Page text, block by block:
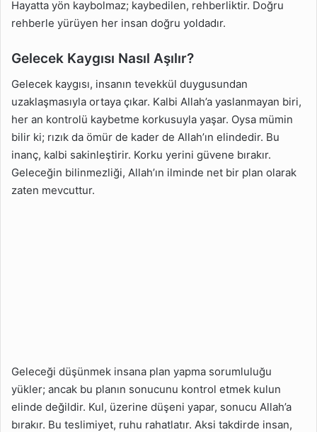
Hayatta yön kaybolmaz; kaybedilen, rehberliktir. Doğru
rehberle yürüyen her insan doğru yoldadır.
Gelecek Kaygısı Nasıl Aşılır?
Gelecek kaygısı, insanın tevekkül duygusundan
uzaklaşmasıyla ortaya çıkar. Kalbi Allah’a yaslanmayan biri,
her an kontrolü kaybetme korkusuyla yaşar. Oysa mümin
bilir ki; rızık da ömür de kader de Allah’ın elindedir. Bu
inanç, kalbi sakinleştirir. Korku yerini güvene bırakır.
Geleceğin bilinmezliği, Allah’ın ilminde net bir plan olarak
zaten mevcuttur.
Geleceği düşünmek insana plan yapma sorumluluğu
yükler; ancak bu planın sonucunu kontrol etmek kulun
elinde değildir. Kul, üzerine düşeni yapar, sonucu Allah’a
bırakır. Bu teslimiyet, ruhu rahatlatır. Aksi takdirde insan,